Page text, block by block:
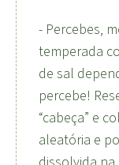
- Percebes,
temperada
de sal
percebe!
“cabeça” e
aleatória e